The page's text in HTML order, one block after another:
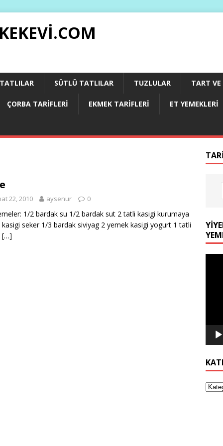
SÜTLÜ TATLILAR TUZLULAR TART VE
ÇORBA TARIFLERI EKMEK TARIFLERI ET YEMEKLERI
22, 2010 aysenur 0
1/2 bardak su 1/2 bardak sut 2 tatli kasigi kurumaya
seker 1/3 bardak siviyag 2 yemek kasigi yogurt 1 tatli
[…]